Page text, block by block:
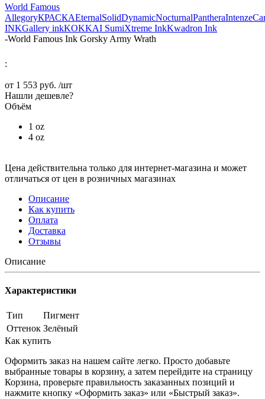
World Famous
AllegoryКРАСКАEternalSolidDynamicNocturnalPantheraIntenze
INKGallery inkKOKKAI SumiXtreme InkKwadron Ink
-World Famous Ink Gorsky Army Wrath
:
от 1 553 руб. /шт
Нашли дешевле?
Объём
1 oz
4 oz
Цена действительна только для интернет-магазина и может
отличаться от цен в розничных магазинах
Описание
Как купить
Оплата
Доставка
Отзывы
Описание
Характеристики
Тип
Пигмент
Оттенок Зелёный
Как купить
Оформить заказ на нашем сайте легко. Просто добавьте
выбранные товары в корзину, а затем перейдите на страницу
Корзина, проверьте правильность заказанных позиций и
нажмите кнопку «Оформить заказ» или «Быстрый заказ».